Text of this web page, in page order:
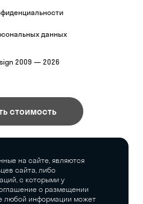
данных
2009 — 2026
стоимость
на сайте, являются
сайта, либо
с которыми у
о размещении
любой информации может